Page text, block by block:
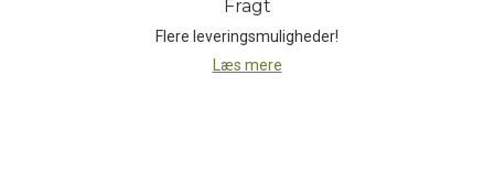
Med en samlet vægt på ca. 1.450 gram og en kompakt
Fragt
Flere leveringsmuligheder!
Læs mere